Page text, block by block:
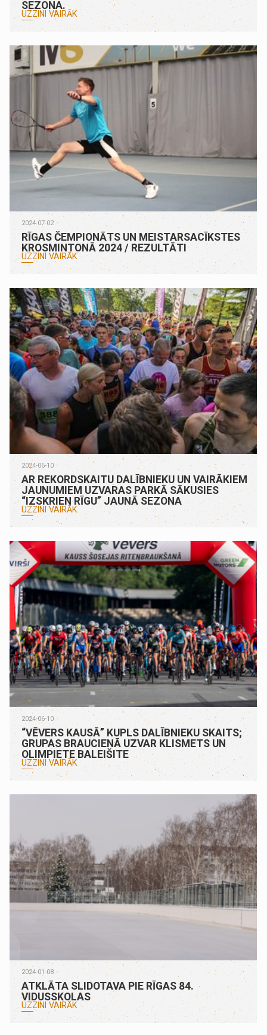
SEZONA.
UZZINI VAIRĀK
2024-07-02
RĪGAS ČEMPIONĀTS UN MEISTARSACĪKSTES
KROSMINTONĀ 2024 / REZULTĀTI
UZZINI VAIRĀK
2024-06-10
AR REKORDSKAITU DALĪBNIEKU UN VAIRĀKIEM
JAUNUMIEM UZVARAS PARKĀ SĀKUSIES
“IZSKRIEN RĪGU” JAUNĀ SEZONA
UZZINI VAIRĀK
2024-06-10
“VĒVERS KAUSĀ” KUPLS DALĪBNIEKU SKAITS;
GRUPAS BRAUCIENĀ UZVAR KLISMETS UN
OLIMPIETE BALEIŠITE
UZZINI VAIRĀK
2024-01-08
ATKLĀTA SLIDOTAVA PIE RĪGAS 84.
VIDUSSKOLAS
UZZINI VAIRĀK